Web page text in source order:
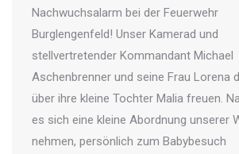
Nachwuchsalarm bei der Feuerwehr
Burglengenfeld! Unser Kamerad und
stellvertretender Kommandant Michael
Aschenbrenner und seine Frau Lorena
über ihre kleine Tochter Malia freuen.
es sich eine kleine Abordnung unserer
nehmen, persönlich zum Babybesuch